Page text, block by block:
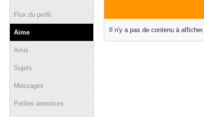
Flux du profil
Aime
Amis
Sujets
Messages
Petites annonces
Il n'y a pas de contenu à afficher.